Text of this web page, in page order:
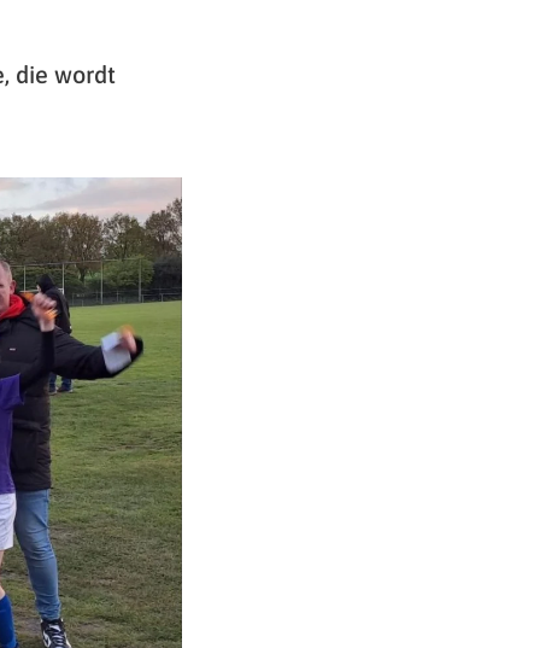
die wordt